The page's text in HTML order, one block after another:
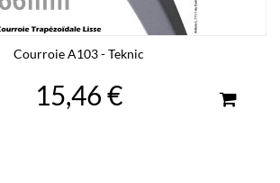
Courroie A103 - Teknic
15,46 €